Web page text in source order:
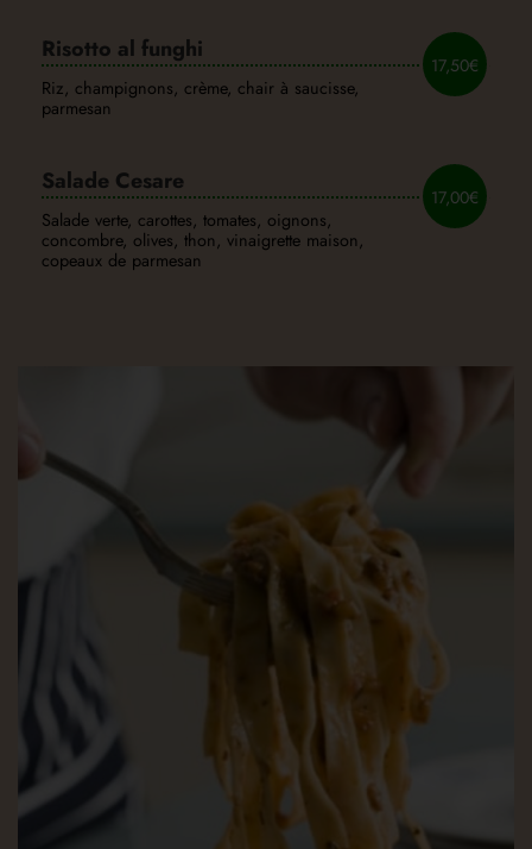
Risotto al funghi
17,50€
Riz, champignons, crème, chair à saucisse,
parmesan
Salade Cesare
17,00€
Salade verte, carottes, tomates, oignons,
concombre, olives, thon, vinaigrette maison,
copeaux de parmesan